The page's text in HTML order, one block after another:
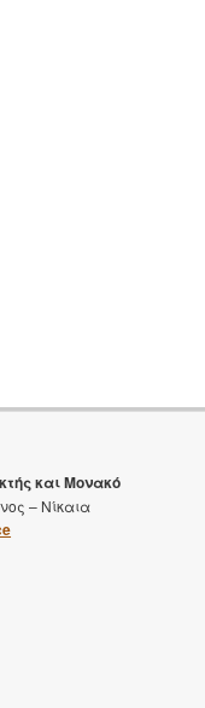
και Μονακό
– Νίκαια